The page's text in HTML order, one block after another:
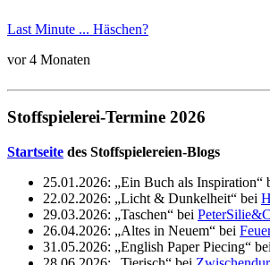
Last Minute ... Häschen?
vor 4 Monaten
Stoffspielerei-Termine 2026
Startseite des Stoffspielereien-Blogs
25.01.2026: „Ein Buch als Inspiration“
22.02.2026: „Licht & Dunkelheit“ bei
29.03.2026: „Taschen“ bei
26.04.2026: „Altes in Neuem“ bei
31.05.2026: „English Paper Piecing“ bei